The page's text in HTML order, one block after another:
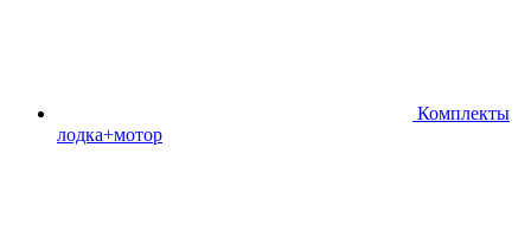
Комплекты
лодка+мотор